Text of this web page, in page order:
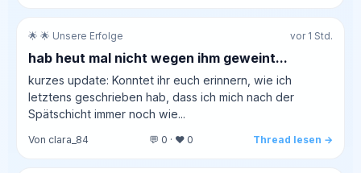
🌟 🌟 Unsere Erfolge vor 1 Std.
hab heut mal nicht wegen ihm geweint...
kurzes update: Konntet ihr euch erinnern, wie ich
letztens geschrieben hab, dass ich mich nach der
Spätschicht immer noch wie...
Von clara_84 💬 0 · ❤️ 0 Thread lesen →